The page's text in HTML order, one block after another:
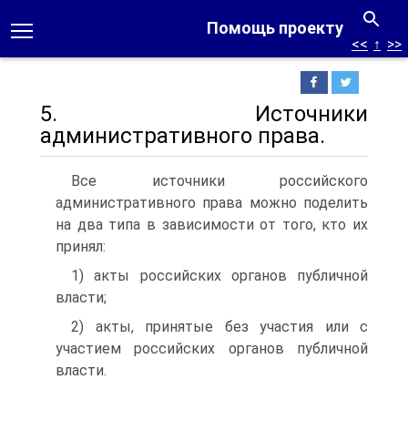
Помощь проекту
<< ↑ >>
5. Источники
административного права.
Все источники российского
административного права можно поделить
на два типа в зависимости от того, кто их
принял:
1) акты российских органов публичной
власти;
2) акты, принятые без участия или с
участием российских органов публичной
власти.